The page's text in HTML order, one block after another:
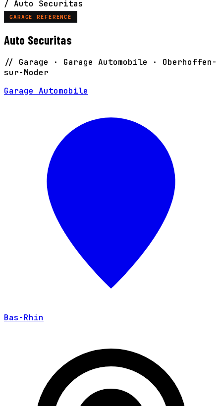
/ Auto Securitas
GARAGE RÉFÉRENCÉ
Auto Securitas
// Garage · Garage Automobile · Oberhoffen-
sur-Moder
Garage Automobile
Bas-Rhin